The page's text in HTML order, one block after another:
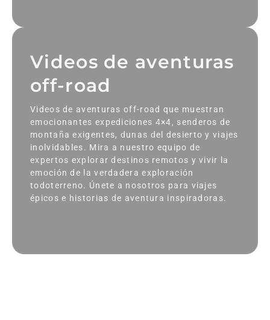
Videos de aventuras
off-road
Videos de aventuras off-road que muestran
emocionantes expediciones 4×4, senderos de
montaña exigentes, dunas del desierto y viajes
inolvidables. Mira a nuestro equipo de
expertos explorar destinos remotos y vivir la
emoción de la verdadera exploración
todoterreno. Únete a nosotros para viajes
épicos e historias de aventura inspiradoras.